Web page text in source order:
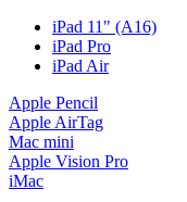
iPad 11" (A16)
iPad Pro
iPad Air
Apple Pencil
Apple AirTag
Mac mini
Apple Vision Pro
iMac